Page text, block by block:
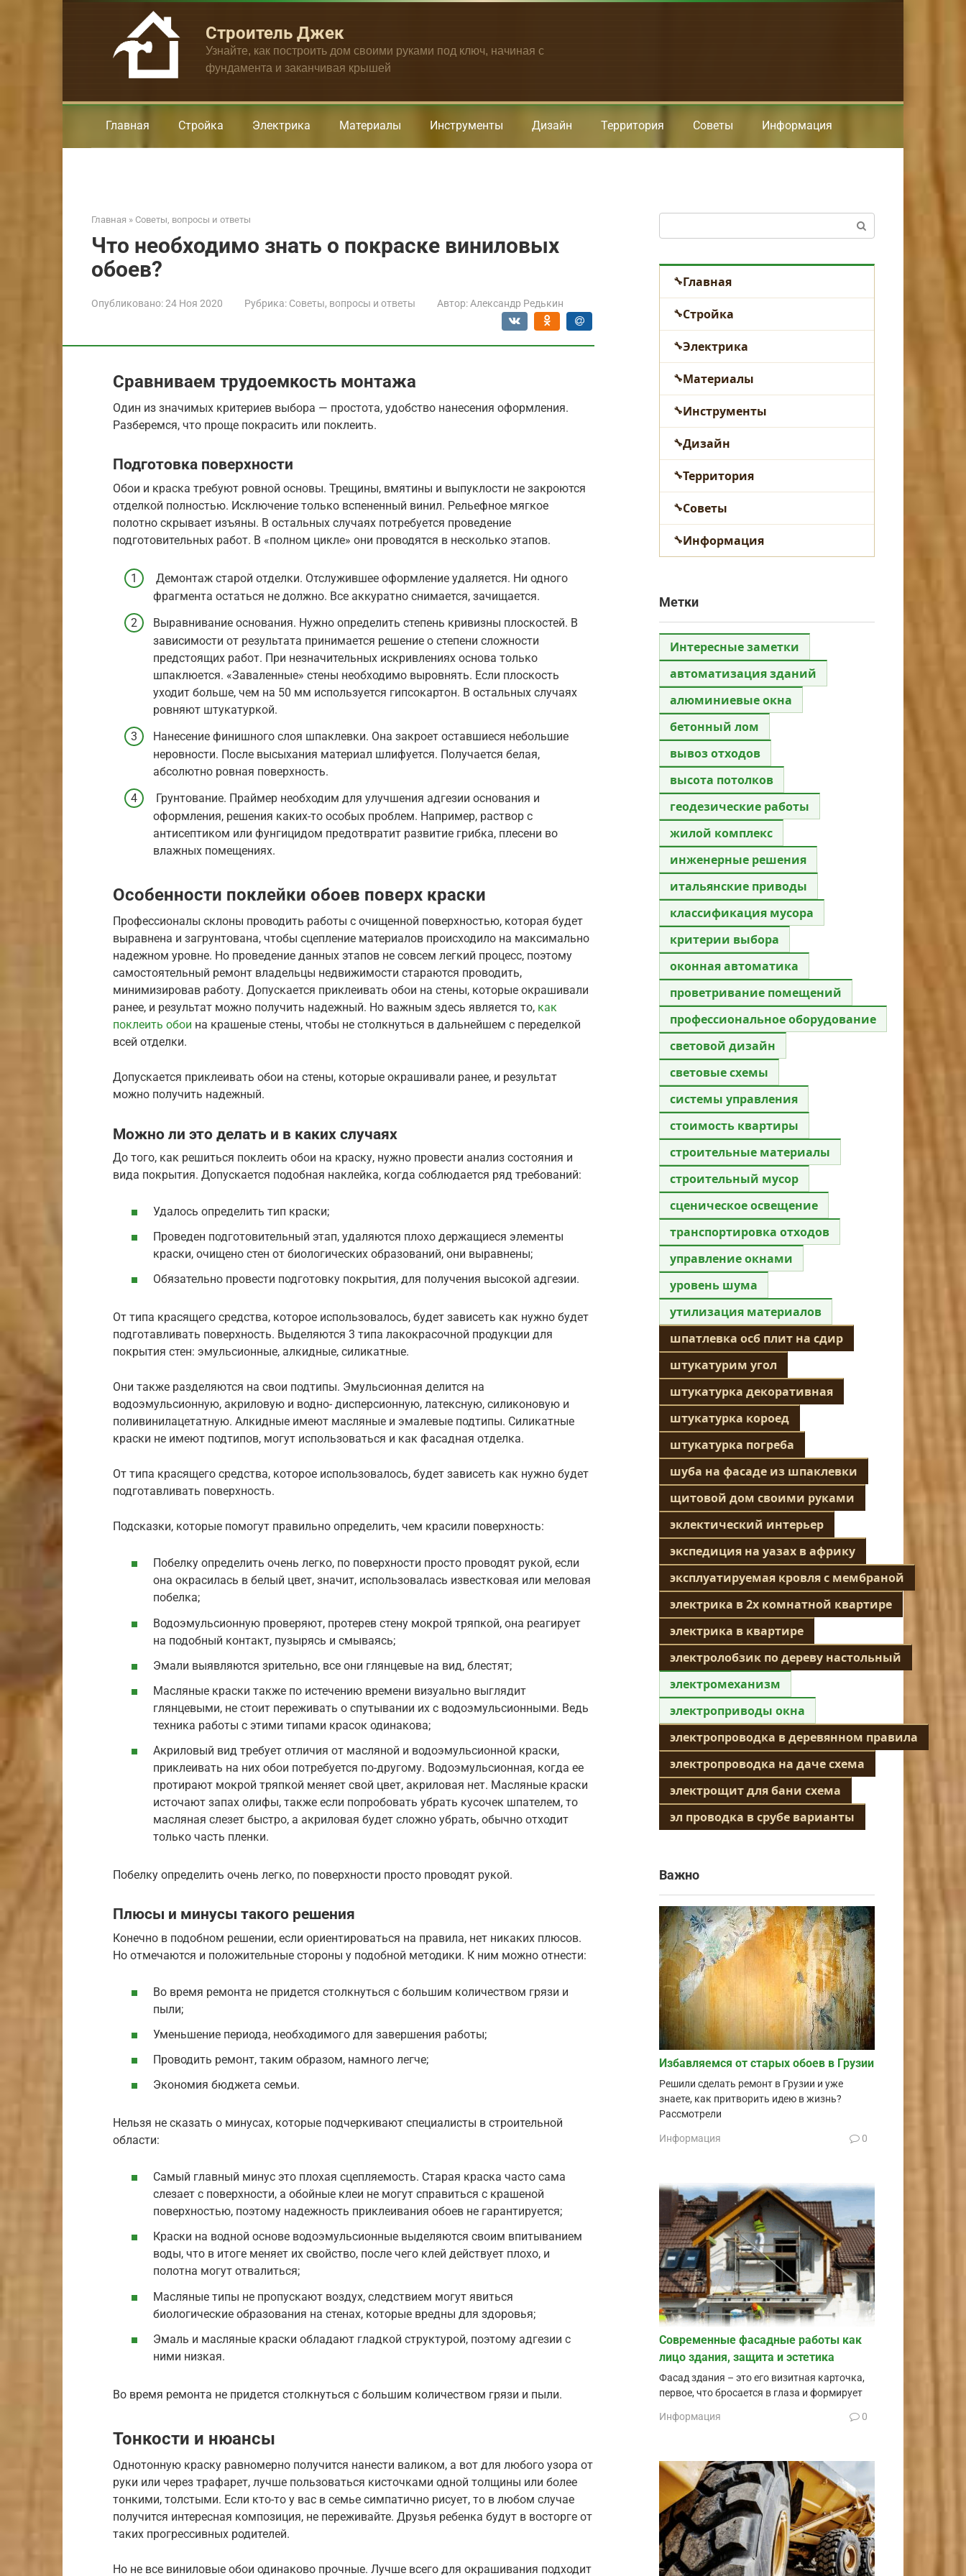
Строитель Джек
Узнайте, как построить дом своими руками под ключ, начиная с
фундамента и заканчивая крышей
Главная Стройка Электрика Материалы Инструменты Дизайн Территория Советы Информация
Главная » Советы, вопросы и ответы
Что необходимо знать о покраске виниловых
обоев?
Опубликовано:24 Ноя 2020 Рубрика: Советы, вопросы и ответы Автор: Александр Редькин
Сравниваем трудоемкость монтажа
Один из значимых критериев выбора — простота, удобство нанесения оформления.
Разберемся, что проще покрасить или поклеить.
Подготовка поверхности
Обои и краска требуют ровной основы. Трещины, вмятины и выпуклости не закроются
отделкой полностью. Исключение только вспененный винил. Рельефное мягкое
полотно скрывает изъяны. В остальных случаях потребуется проведение
подготовительных работ. В «полном цикле» они проводятся в несколько этапов.
Демонтаж старой отделки. Отслужившее оформление удаляется. Ни одного
фрагмента остаться не должно. Все аккуратно снимается, зачищается.
Выравнивание основания. Нужно определить степень кривизны плоскостей. В
зависимости от результата принимается решение о степени сложности
предстоящих работ. При незначительных искривлениях основа только
шпаклюется. «Заваленные» стены необходимо выровнять. Если плоскость
уходит больше, чем на 50 мм используется гипсокартон. В остальных случаях
ровняют штукатуркой.
Нанесение финишного слоя шпаклевки. Она закроет оставшиеся небольшие
неровности. После высыхания материал шлифуется. Получается белая,
абсолютно ровная поверхность.
Грунтование. Праймер необходим для улучшения адгезии основания и
оформления, решения каких-то особых проблем. Например, раствор с
антисептиком или фунгицидом предотвратит развитие грибка, плесени во
влажных помещениях.
Особенности поклейки обоев поверх краски
Профессионалы склоны проводить работы с очищенной поверхностью, которая будет
выравнена и загрунтована, чтобы сцепление материалов происходило на максимально
надежном уровне. Но проведение данных этапов не совсем легкий процесс, поэтому
самостоятельный ремонт владельцы недвижимости стараются проводить,
минимизировав работу. Допускается приклеивать обои на стены, которые окрашивали
ранее, и результат можно получить надежный. Но важным здесь является то, как
поклеить обои на крашеные стены, чтобы не столкнуться в дальнейшем с переделкой
всей отделки.
Допускается приклеивать обои на стены, которые окрашивали ранее, и результат
можно получить надежный.
Можно ли это делать и в каких случаях
До того, как решиться поклеить обои на краску, нужно провести анализ состояния и
вида покрытия. Допускается подобная наклейка, когда соблюдается ряд требований:
Удалось определить тип краски;
Проведен подготовительный этап, удаляются плохо держащиеся элементы
краски, очищено стен от биологических образований, они выравнены;
Обязательно провести подготовку покрытия, для получения высокой адгезии.
От типа красящего средства, которое использовалось, будет зависеть как нужно будет
подготавливать поверхность. Выделяются 3 типа лакокрасочной продукции для
покрытия стен: эмульсионные, алкидные, силикатные.
Они также разделяются на свои подтипы. Эмульсионная делится на
водоэмульсионную, акриловую и водно- дисперсионную, латексную, силиконовую и
поливинилацетатную. Алкидные имеют масляные и эмалевые подтипы. Силикатные
краски не имеют подтипов, могут использоваться и как фасадная отделка.
От типа красящего средства, которое использовалось, будет зависеть как нужно будет
подготавливать поверхность.
Подсказки, которые помогут правильно определить, чем красили поверхность:
Побелку определить очень легко, по поверхности просто проводят рукой, если
она окрасилась в белый цвет, значит, использовалась известковая или меловая
побелка;
Водоэмульсионную проверяют, протерев стену мокрой тряпкой, она реагирует
на подобный контакт, пузырясь и смываясь;
Эмали выявляются зрительно, все они глянцевые на вид, блестят;
Масляные краски также по истечению времени визуально выглядит
глянцевыми, не стоит переживать о спутывании их с водоэмульсионными. Ведь
техника работы с этими типами красок одинакова;
Акриловый вид требует отличия от масляной и водоэмульсионной краски,
приклеивать на них обои потребуется по-другому. Водоэмульсионная, когда ее
протирают мокрой тряпкой меняет свой цвет, акриловая нет. Масляные краски
источают запах олифы, также если попробовать убрать кусочек шпателем, то
масляная слезет быстро, а акриловая будет сложно убрать, обычно отходит
только часть пленки.
Побелку определить очень легко, по поверхности просто проводят рукой.
Плюсы и минусы такого решения
Конечно в подобном решении, если ориентироваться на правила, нет никаких плюсов.
Но отмечаются и положительные стороны у подобной методики. К ним можно отнести:
Во время ремонта не придется столкнуться с большим количеством грязи и
пыли;
Уменьшение периода, необходимого для завершения работы;
Проводить ремонт, таким образом, намного легче;
Экономия бюджета семьи.
Нельзя не сказать о минусах, которые подчеркивают специалисты в строительной
области:
Самый главный минус это плохая сцепляемость. Старая краска часто сама
слезает с поверхности, а обойные клеи не могут справиться с крашеной
поверхностью, поэтому надежность приклеивания обоев не гарантируется;
Краски на водной основе водоэмульсионные выделяются своим впитыванием
воды, что в итоге меняет их свойство, после чего клей действует плохо, и
полотна могут отвалиться;
Масляные типы не пропускают воздух, следствием могут явиться
биологические образования на стенах, которые вредны для здоровья;
Эмаль и масляные краски обладают гладкой структурой, поэтому адгезии с
ними низкая.
Во время ремонта не придется столкнуться с большим количеством грязи и пыли.
Тонкости и нюансы
Однотонную краску равномерно получится нанести валиком, а вот для любого узора от
руки или через трафарет, лучше пользоваться кисточками одной толщины или более
тонкими, толстыми. Если кто-то у вас в семье симпатично рисует, то в любом случае
получится интересная композиция, не переживайте. Друзья ребенка будут в восторге от
таких прогрессивных родителей.
Но не все виниловые обои одинаково прочные. Лучше всего для окрашивания подходит
Главная
Стройка
Электрика
Материалы
Инструменты
Дизайн
Территория
Советы
Информация
Метки
Интересные заметки
автоматизация зданий
алюминиевые окна
бетонный лом
вывоз отходов
высота потолков
геодезические работы
жилой комплекс
инженерные решения
итальянские приводы
классификация мусора
критерии выбора
оконная автоматика
проветривание помещений
профессиональное оборудование
световой дизайн
световые схемы
системы управления
стоимость квартиры
строительные материалы
строительный мусор
сценическое освещение
транспортировка отходов
управление окнами
уровень шума
утилизация материалов
шпатлевка осб плит на сдир
штукатурим угол
штукатурка декоративная
штукатурка короед
штукатурка погреба
шуба на фасаде из шпаклевки
щитовой дом своими руками
эклектический интерьер
экспедиция на уазах в африку
эксплуатируемая кровля с мембраной
электрика в 2х комнатной квартире
электрика в квартире
электролобзик по дереву настольный
электромеханизм
электроприводы окна
электропроводка в деревянном правила
электропроводка на даче схема
электрощит для бани схема
эл проводка в срубе варианты
Важно
Избавляемся от старых обоев в Грузии
Решили сделать ремонт в Грузии и уже
знаете, как притворить идею в жизнь?
Рассмотрели
Информация 0
Современные фасадные работы как
лицо здания, защита и эстетика
Фасад здания – это его визитная карточка,
первое, что бросается в глаза и формирует
Информация 0